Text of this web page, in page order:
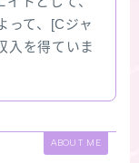
って、[Cジャ
入を得ていま
ABOUT ME